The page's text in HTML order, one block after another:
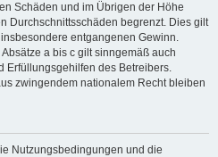
Schäden und im Übrigen der Höhe
Durchschnittsschäden begrenzt. Dies gilt
entgangenen Gewinn.
a bis c gilt sinngemäß auch
Erfüllungsgehilfen des Betreibers.
zwingendem nationalem Recht bleiben
Nutzungsbedingungen und die